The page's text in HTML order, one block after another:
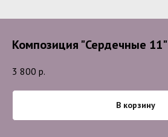
Композиция "Сердечные 11"
3 800 р.
В корзину